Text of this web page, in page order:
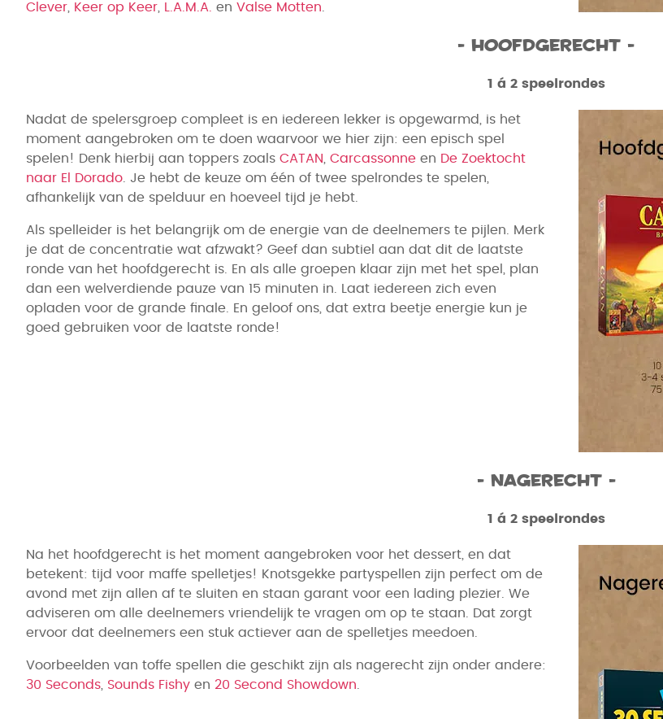
Clever
Keer op Keer L.A.M.A. en Valse Motten
- Hoofdgerecht -
1 á 2 speelrondes
Nadat de spelersgroep compleet is en iedereen lekker is opgewarmd, is het
moment aangebroken om te doen waarvoor we hier zijn: een episch spel
spelen! Denk hierbij aan toppers zoals CATAN Carcassonne en De Zoektocht
naar El Dorado . Je hebt de keuze om één of twee spelrondes te spelen,
afhankelijk van de spelduur en hoeveel tijd je hebt.
Als spelleider is het belangrijk om de energie van de deelnemers te pijlen. Merk
je dat de concentratie wat afzwakt? Geef dan subtiel aan dat dit de laatste
ronde van het hoofdgerecht is. En als alle groepen klaar zijn met het spel, plan
dan een welverdiende pauze van 15 minuten in. Laat iedereen zich even
opladen voor de grande finale. En geloof ons, dat extra beetje energie kun je
goed gebruiken voor de laatste ronde!
- Nagerecht -
1 á 2 speelrondes
Na het hoofdgerecht is het moment aangebroken voor het dessert, en dat
betekent: tijd voor maffe spelletjes! Knotsgekke partyspellen zijn perfect om de
avond met zijn allen af te sluiten en staan garant voor een lading plezier. We
adviseren om alle deelnemers vriendelijk te vragen om op te staan. Dat zorgt
ervoor dat deelnemers een stuk actiever aan de spelletjes meedoen.
Voorbeelden van toffe spellen die geschikt zijn als nagerecht zijn onder andere:
30 Seconds Sounds Fishy en 20 Second Showdown